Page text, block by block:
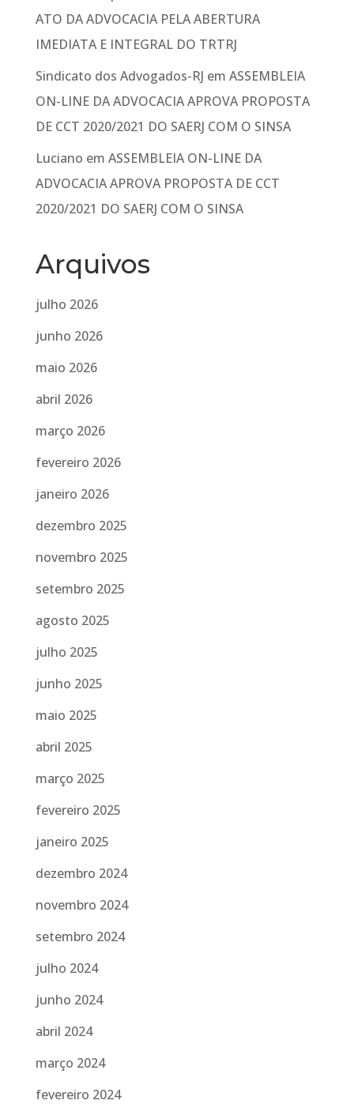
ATO DA ADVOCACIA PELA ABERTURA
IMEDIATA E INTEGRAL DO TRTRJ
Sindicato dos Advogados-RJ em ASSEMBLEIA
ON-LINE DA ADVOCACIA APROVA PROPOSTA
DE CCT 2020/2021 DO SAERJ COM O SINSA
Luciano em ASSEMBLEIA ON-LINE DA
ADVOCACIA APROVA PROPOSTA DE CCT
2020/2021 DO SAERJ COM O SINSA
Arquivos
julho 2026
junho 2026
maio 2026
abril 2026
março 2026
fevereiro 2026
janeiro 2026
dezembro 2025
novembro 2025
setembro 2025
agosto 2025
julho 2025
junho 2025
maio 2025
abril 2025
março 2025
fevereiro 2025
janeiro 2025
dezembro 2024
novembro 2024
setembro 2024
julho 2024
junho 2024
abril 2024
março 2024
fevereiro 2024